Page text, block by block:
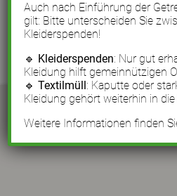
Auch nach Einführung der
gilt: Bitte unterscheiden Sie
Kleiderspenden!
🔹 Kleiderspenden: Nur gut
Kleidung hilft gemeinnützigen
🔹Textilmüll: Kaputte oder
Kleidung gehört weiterhin in
Weitere Informationen finden